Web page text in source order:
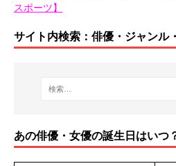
スポーツ】
サイト内検索：俳優・ジャンル
あの俳優・女優の誕生日はいつ